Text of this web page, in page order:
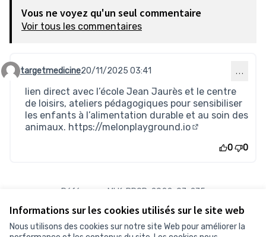
Informations sur les cookies utilisés sur le site web
Nous utilisons des cookies sur notre site Web pour améliorer la
Vous ne voyez qu'un seul commentaire
Voir tous les commentaires
Commentaire 635
targetmedicine20/11/2025 03:41 …
lien direct avec l’école Jean Jaurès et le centre
de loisirs, ateliers pédagogiques pour sensibiliser
les enfants à l’alimentation durable et au soin des
animaux. https://melonplayground.io
0 0
Référence : MLK-PROP-2022-07-275
Vérifiez l'empreinte numérique